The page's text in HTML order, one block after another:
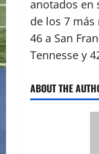
anotados en
de los 7 más
46 a San
Tennesse y
ABOUT THE